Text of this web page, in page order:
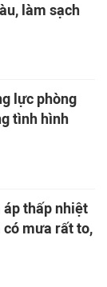
làm sạch
lực phòng
tình hình
áp thấp nhiệt
có mưa rất to,